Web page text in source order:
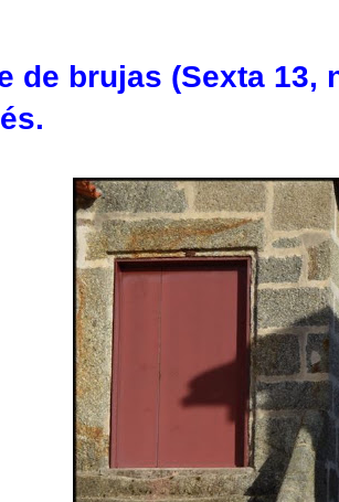
de brujas (Sexta 13,